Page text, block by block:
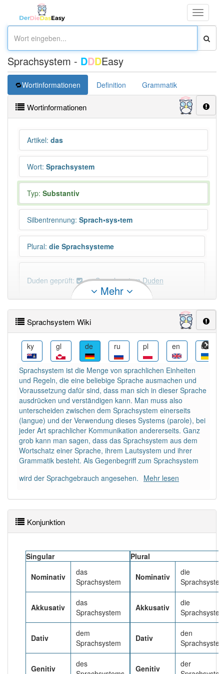
Toggle
Sprachsystem - DDDEasy
Wortinformationen Definition Grammatik
Wortinformationen
Artikel: das
Wort: Sprachsystem
Typ: Substantiv
Silbentrennung: Sprach•sys•tem
Plural: die Sprachsysteme
Duden geprüft: Sprachsystem Duden
PowerIndex:5
Häufigkeit: 4 von 10
Wörter mit Endung-sprachsystem: 1
Wörter mit Endung-sprachsystemaber mit einem
anderen Artikeldas: 0
Das Wort wird häufig verwendet im Bereich
Sprachwissenschaft
korrekt erraten.
Mehr
Sprachsystem Wiki
ky gl de ru pl en uk
Sprachsystem ist die Menge von sprachlichen Einheiten
und Regeln, die eine beliebige Sprache ausmachen und
Voraussetzung dafür sind, dass man sich in dieser Sprache
ausdrücken und verständigen kann. Man muss also
unterscheiden zwischen dem Sprachsystem einerseits
(langue) und der Verwendung dieses Systems (parole), bei
jeder Art sprachlicher Kommunikation andererseits. Ganz
grob kann man sagen, dass das Sprachsystem aus dem
Wortschatz einer Sprache, ihrem Lautsystem und ihrer
Grammatik besteht. Als Gegenbegriff zum Sprachsystem
wird der Sprachgebrauch angesehen. Mehr lesen
Konjunktion
Singular
Nominativ
das
Sprachsystem
Akkusativ
das
Sprachsystem
Dativ
dem
Sprachsystem
Genitiv
des
Plural
Nominativ
die
Akkusativ
die
Dativ
den
Genitiv
der